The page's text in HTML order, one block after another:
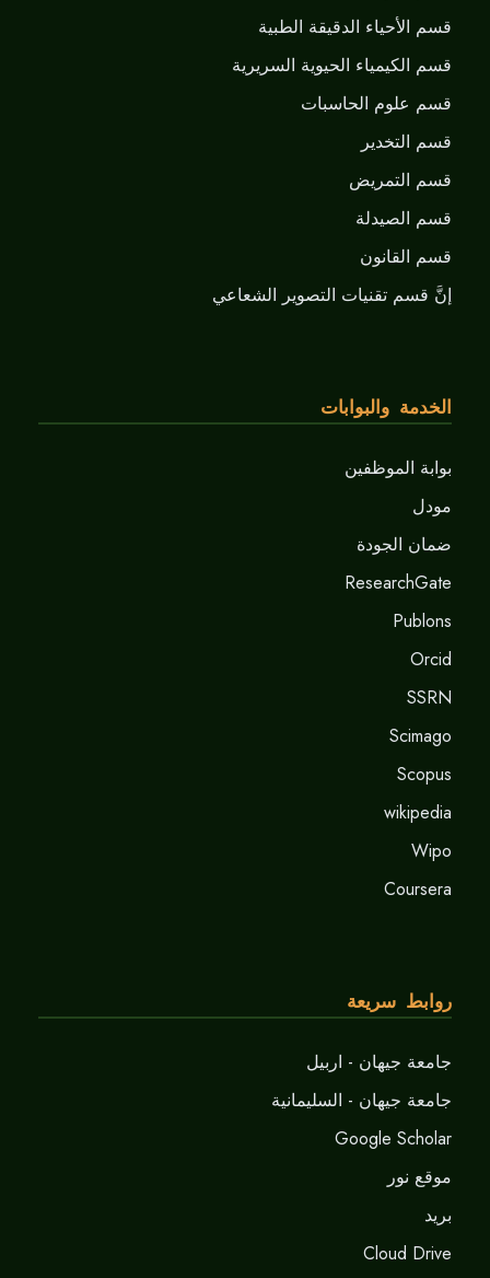
قسم الأحياء الدقيقة الطبية
قسم الكيمياء الحيوية السريرية
قسم علوم الحاسبات
قسم التخدير
قسم التمريض
قسم الصيدلة
قسم القانون
إنَّ قسم تقنيات التصوير الشعاعي
الخدمة والبوابات
بوابة الموظفين
مودل
ضمان الجودة
ResearchGate
Publons
Orcid
SSRN
Scimago
Scopus
wikipedia
Wipo
Coursera
روابط سريعة
جامعة جيهان - اربيل
جامعة جيهان - السليمانية
Google Scholar
موقع نور
برید
Cloud Drive